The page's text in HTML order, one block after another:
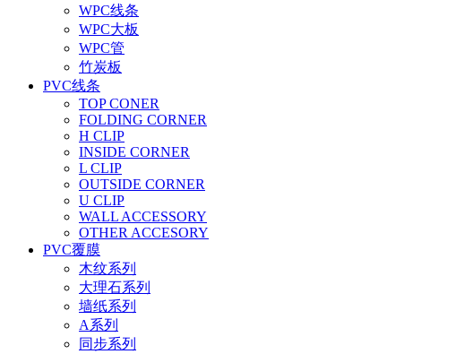
WPC线条
WPC大板
WPC管
竹炭板
PVC线条
TOP CONER
FOLDING CORNER
H CLIP
INSIDE CORNER
L CLIP
OUTSIDE CORNER
U CLIP
WALL ACCESSORY
OTHER ACCESORY
PVC覆膜
木纹系列
大理石系列
墙纸系列
A系列
同步系列